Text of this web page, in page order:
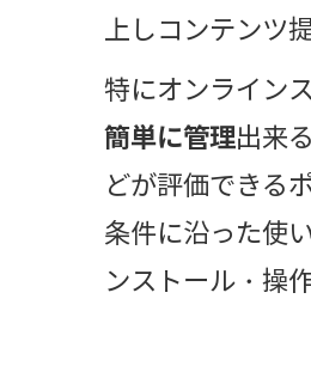
上しコンテンツ
特にオンライン
簡単に管理出来
どが評価できる
条件に沿った使
ンストール・操